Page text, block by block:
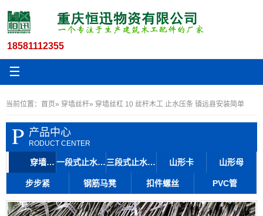
18581112355
☰
当前位置： 首页» 穿墙丝杆» 穿墙丝杠 10 丝杆木工 止水压条 镇远县安装简单
P 产品中心
RODUCT CENTER
穿墙丝杆 一段式止水丝杆 三段式止水丝杆 山形卡 山形母
步步紧 钢筋马凳 扣件螺丝 PVC管